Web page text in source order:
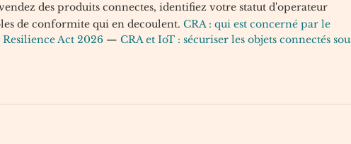
des produits connectes, identifiez votre statut d'operateur
de conformite qui en decoulent. CRA : qui est concerné par le
Act 2026 — CRA et IoT : sécuriser les objets connectés